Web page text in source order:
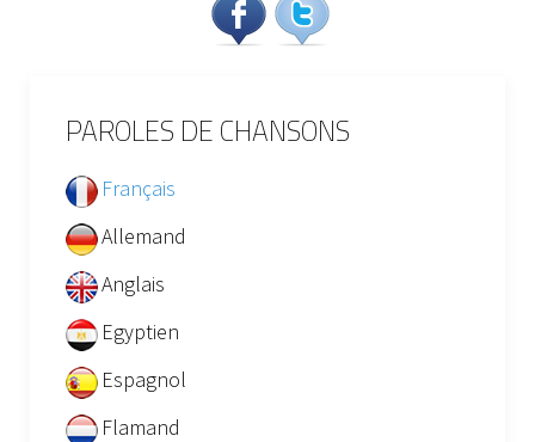
PAROLES DE CHANSONS
Français
Allemand
Anglais
Egyptien
Espagnol
Flamand